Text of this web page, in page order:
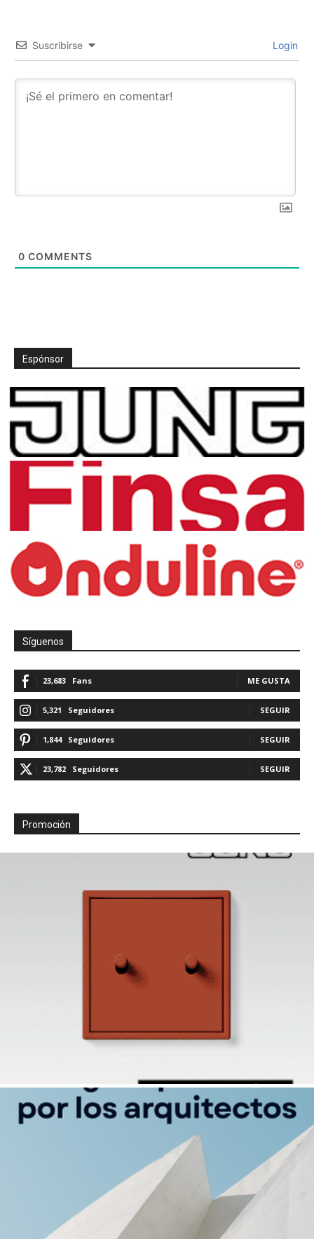
Suscribirse Login
0 COMMENTS
Espónsor
Síguenos
23,683 Fans ME GUSTA
5,321 Seguidores SEGUIR
1,844 Seguidores SEGUIR
23,782 Seguidores SEGUIR
Promoción